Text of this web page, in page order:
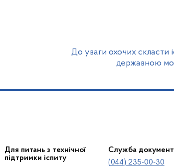
До уваги охочих скласти
державною
Для питань з технічної
підтримки іспиту
Служба
(044) 235-00-30